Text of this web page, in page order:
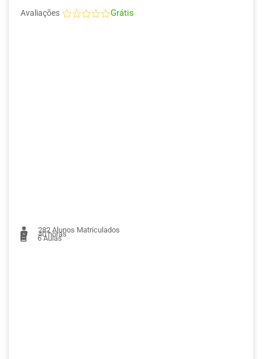
Avaliações Grátis
282 Alunos Matriculados
40 horas
6Aulas